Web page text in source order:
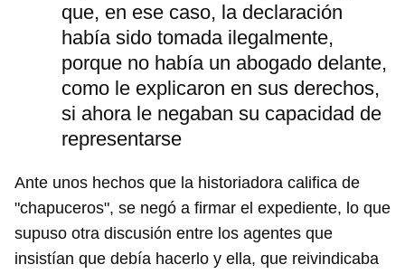
que, en ese caso, la declaración
había sido tomada ilegalmente,
porque no había un abogado delante,
como le explicaron en sus derechos,
si ahora le negaban su capacidad de
representarse
Ante unos hechos que la historiadora califica de
"chapuceros", se negó a firmar el expediente, lo que
supuso otra discusión entre los agentes que
insistían que debía hacerlo y ella, que reivindicaba